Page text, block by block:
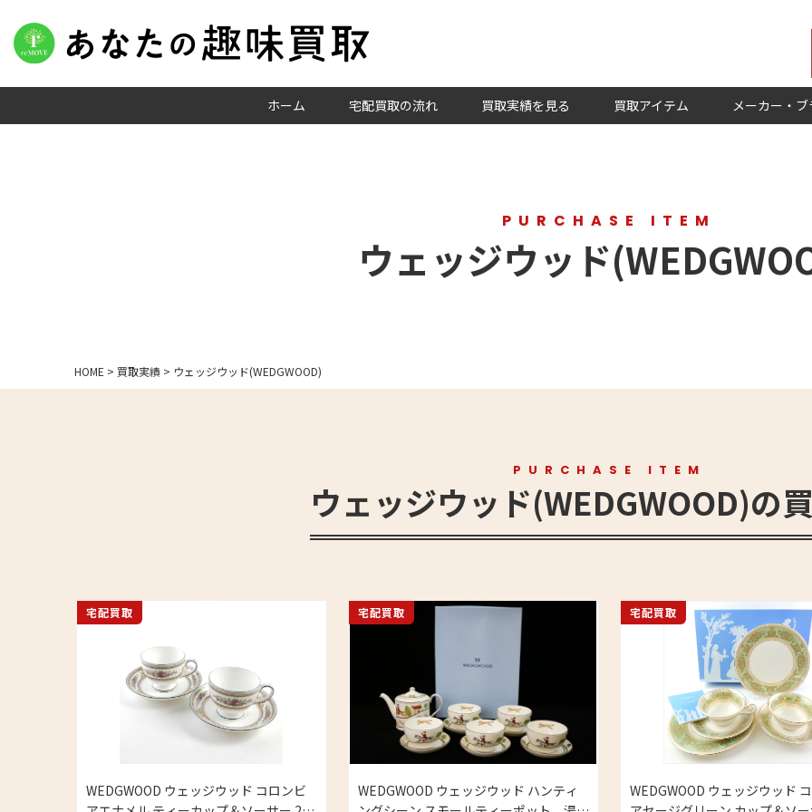
ホーム 宅配買取の流れ 買取実績を見る 買取アイテム メーカー・
PURCHASE ITEM
ウェッジウッド
HOME > 買取実績 > ウェッジウッド(WEDGWOOD)
PURCHASE ITEM
ウェッジウッド(WEDGWOOD)の
WEDGWOOD ウェッジウッド コロンビ
宅配買取
WEDGWOOD ウェッジウッド ハンティ
宅配買取
WEDGWOOD ウェッジウッド
宅配買取